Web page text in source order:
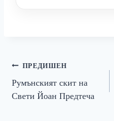
Навигация
ПРЕДИШЕН
Румънският скит на
Свети Йоан Предтеча